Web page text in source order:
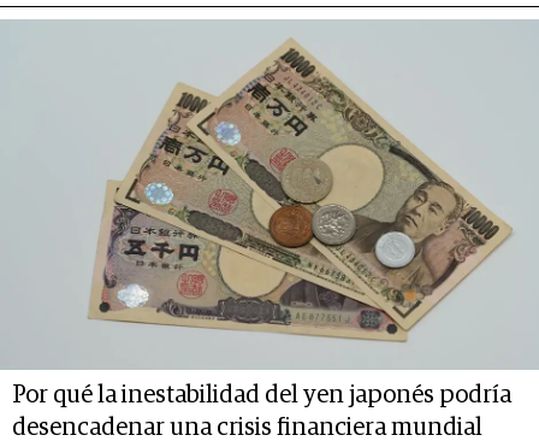
Por qué la inestabilidad del yen japonés podría
desencadenar una crisis financiera mundial